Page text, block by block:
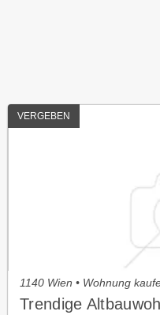
VERGEBEN
1140 Wien • Wohnung
Trendige